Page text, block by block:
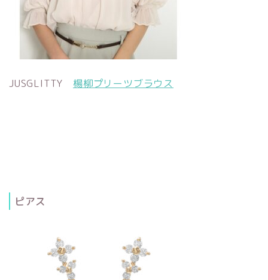
JUSGLITTY 楊柳プリーツブラウス
ピアス